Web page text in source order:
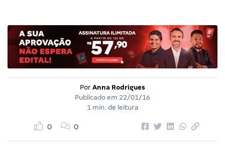
Por Anna Rodrigues
Publicado em 22/01/16
1 min. de leitura
0 0